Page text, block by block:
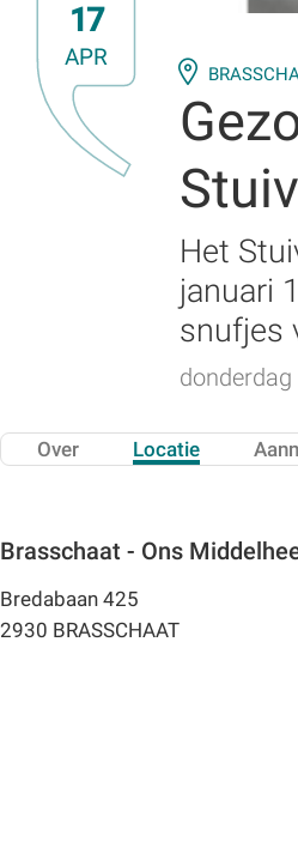
17
APR
Het
januari
snufjes
Over Locatie
Brasschaat - Ons
Bredabaan 425
2930 BRASSCHAAT